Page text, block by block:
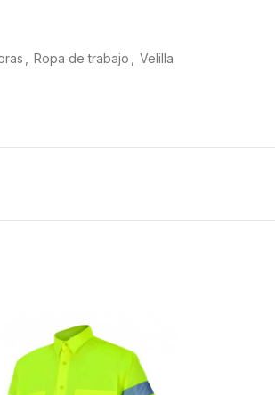
Ropa de trabajo Velilla